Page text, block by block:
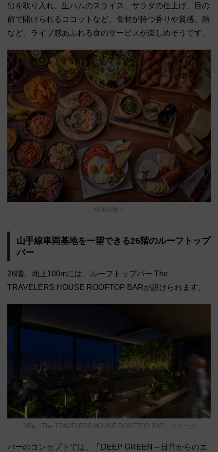
出を取り入れ、生ハムのスライス、サラダの仕上げ、目の
前で開けられるココットなど、食材が持つ香りや質感、熱
など、ライブ感あふれる食のサービスが楽しめそうです。
料理の数々
山手線車両基地を一望できる26階のルーフトップ
バー
26階、地上100mには、ルーフトップバー The
TRAVELERS HOUSE ROOFTOP BARが設けられます。
26階「The TRAVELERS HOUSE ROOFTOP BAR」イメージ
バーのコンセプトでは、「DEEP GREEN～日常からのエ